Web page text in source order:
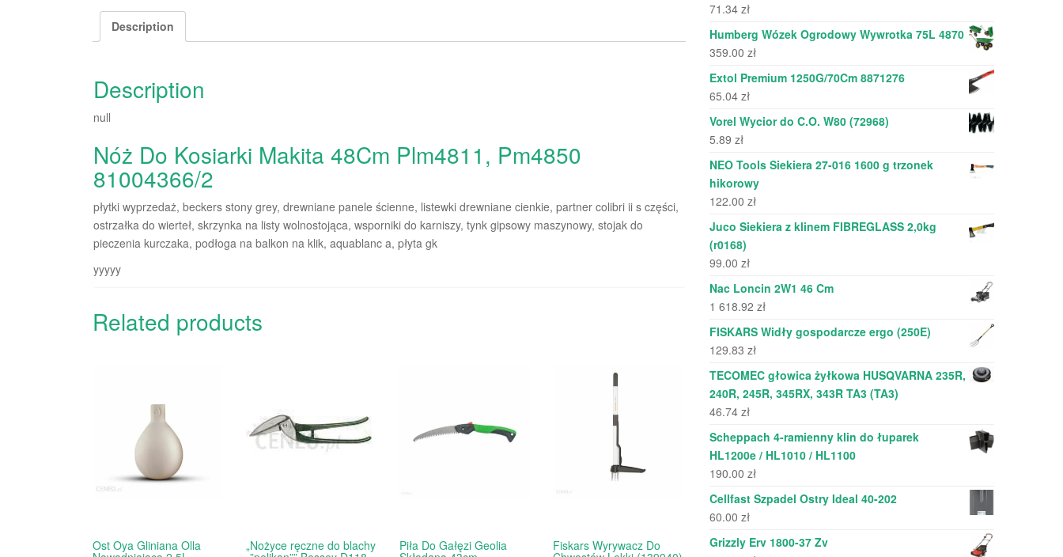
Description
Description
null
Nóż Do Kosiarki Makita 48Cm Plm4811, Pm4850
81004366/2
płytki wyprzedaż, beckers stony grey, drewniane panele ścienne, listewki drewniane cienkie, partner colibri ii s części,
ostrzałka do wierteł, skrzynka na listy wolnostojąca, wsporniki do karniszy, tynk gipsowy maszynowy, stojak do
pieczenia kurczaka, podłoga na balkon na klik, aquablanc a, płyta gk
yyyyy
Related products
Ost Oya Gliniana Olla „Nożyce ręczne do blachy Piła Do Gałęzi Geolia Fiskars Wyrywacz Do
71.34 zł
Humberg Wózek Ogrodowy Wywrotka 75L 4870
359.00 zł
Extol Premium 1250G/70Cm 8871276
65.04 zł
Vorel Wycior do C.O. W80 (72968)
5.89 zł
NEO Tools Siekiera 27-016 1600 g trzonek
hikorowy
122.00 zł
Juco Siekiera z klinem FIBREGLASS 2,0kg
(r0168)
99.00 zł
Nac Loncin 2W1 46 Cm
1 618.92 zł
FISKARS Widły gospodarcze ergo (250E)
129.83 zł
TECOMEC głowica żyłkowa HUSQVARNA 235R,
240R, 245R, 345RX, 343R TA3 (TA3)
46.74 zł
Scheppach 4-ramienny klin do łuparek
HL1200e / HL1010 / HL1100
190.00 zł
Cellfast Szpadel Ostry Ideal 40-202
60.00 zł
Grizzly Erv 1800-37 Zv